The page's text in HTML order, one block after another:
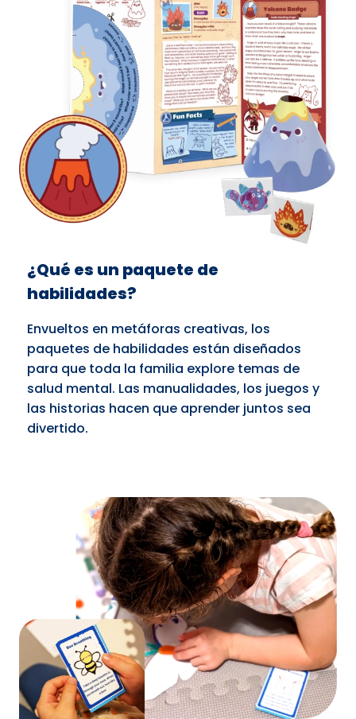
¿Qué es un paquete de
habilidades?
Envueltos en metáforas creativas, los
paquetes de habilidades están diseñados
para que toda la familia explore temas de
salud mental. Las manualidades, los juegos y
las historias hacen que aprender juntos sea
divertido.